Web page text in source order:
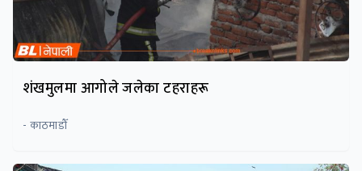
शंखमुलमा आगोले जलेका टहराहरू
- काठमाडौँ